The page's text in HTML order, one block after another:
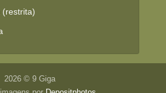
(restrita)
2026 © 9 Giga